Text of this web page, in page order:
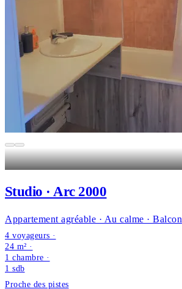
Studio · Arc 2000
Appartement agréable · Au calme · Balcon
4 voyageurs ·
24 m² ·
1 chambre ·
1sdb
Proche des pistes